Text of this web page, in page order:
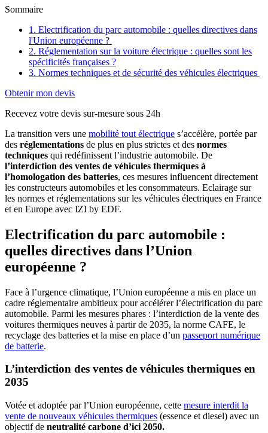
Sommaire
1. Electrification du parc automobile : quelles directives dans
l'Union européenne ?
2. Réglementation sur la voiture électrique : quelles sont les
spécificités françaises ?
3. Normes techniques et de sécurité des véhicules électriques
Obtenir mon devis
Recevez votre devis sur-mesure sous 24h
La transition vers une mobilité tout électrique s’accélère, portée par
des réglementations de plus en plus strictes et des normes
techniques qui redéfinissent l’industrie automobile. De
l’interdiction des ventes de véhicules thermiques à
l’homologation des batteries, ces mesures influencent directement
les constructeurs automobiles et les consommateurs. Eclairage sur
les normes et réglementations sur les véhicules électriques en France
et en Europe avec IZI by EDF.
Electrification du parc automobile :
quelles directives dans l’Union
européenne ?
Face à l’urgence climatique, l’Union européenne a mis en place un
cadre réglementaire ambitieux pour accélérer l’électrification du parc
automobile. Parmi les mesures phares : l’interdiction de la vente des
voitures thermiques neuves à partir de 2035, la norme CAFE, le
recyclage des batteries et la mise en place d’un passeport numérique
de batterie.
L’interdiction des ventes de véhicules thermiques en
2035
Votée et adoptée par l’Union européenne, cette mesure interdit la
vente de nouveaux véhicules thermiques (essence et diesel) avec un
objectif de neutralité carbone d’ici 2050.